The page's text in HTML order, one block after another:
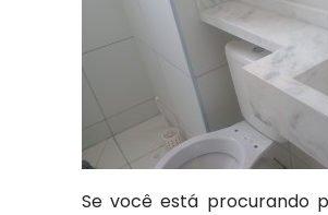
Se você está procurando